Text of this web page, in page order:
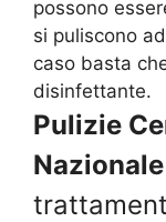
possono
si puliscono
caso basta
disinfettante.
Pulizie